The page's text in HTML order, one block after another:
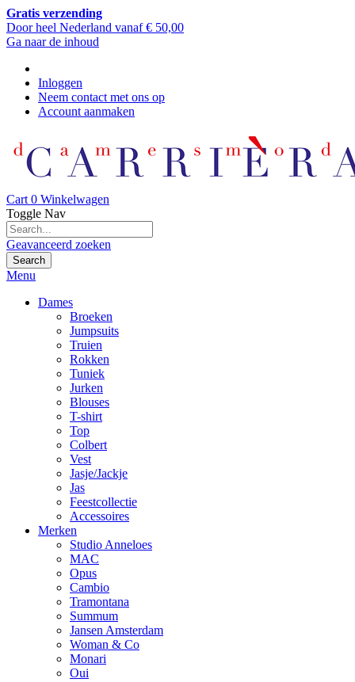
Gratis verzending
Door heel Nederland vanaf € 50,00
Ga naar de inhoud
Inloggen
Neem contact met ons op
Account aanmaken
Cart 0 Winkelwagen
Toggle Nav
Geavanceerd zoeken
Search
Menu
Dames
Broeken
Jumpsuits
Truien
Rokken
Tuniek
Jurken
Blouses
T-shirt
Top
Colbert
Vest
Jasje/Jackje
Jas
Feestcollectie
Accessoires
Merken
Studio Anneloes
MAC
Opus
Cambio
Tramontana
Summum
Jansen Amsterdam
Woman & Co
Monari
Oui